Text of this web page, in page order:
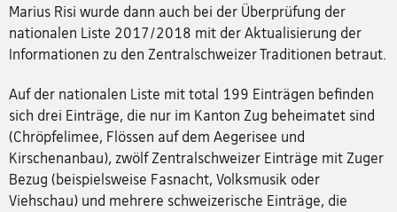
Marius Risi wurde dann auch bei der Überprüfung der
nationalen Liste 2017/2018 mit der Aktualisierung der
Informationen zu den Zentralschweizer Traditionen betraut.
Auf der nationalen Liste mit total 199 Einträgen befinden
sich drei Einträge, die nur im Kanton Zug beheimatet sind
(Chröpfelimee, Flössen auf dem Aegerisee und
Kirschenanbau), zwölf Zentralschweizer Einträge mit Zuger
Bezug (beispielsweise Fasnacht, Volksmusik oder
Viehschau) und mehrere schweizerische Einträge, die